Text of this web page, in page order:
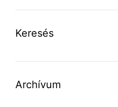
Keresés
Archívum